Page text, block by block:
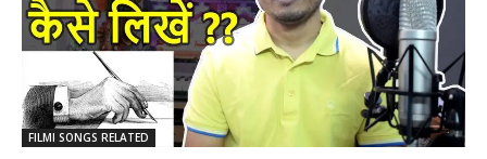
FILMI SONGS RELATED